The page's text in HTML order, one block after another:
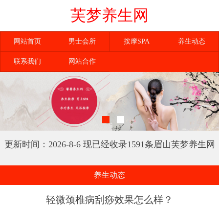
芙梦养生网
网站首页 男士会所 按摩SPA 养生动态
联系我们 网站合作
更新时间：2026-8-6 现已经收录1591条眉山芙梦养生网
养生动态
轻微颈椎病刮痧效果怎么样？